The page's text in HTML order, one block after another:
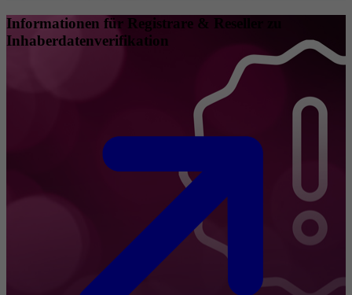
Informationen für Registrare & Reseller zu
Inhaberdatenverifikation